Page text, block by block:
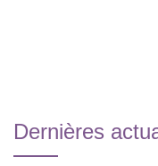
Dernières